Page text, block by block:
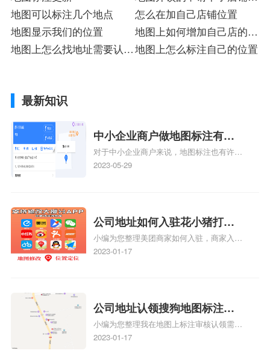
么办
地图可以标注几个地点
怎么在加自己店铺位置
地图显示我们的位置
地图上如何增加自己店的位
置
地图上怎么找地址需要认证地图上怎么标注自己的位置
最新知识
中小企业商户做地图标注有什
么好处
对于中小企业商户来说，地图标注也有许多
好处，包括：提高可见性和曝光率：通过在
位置，增加商户被发现的机会。方便客户导
航：地图标注可以帮助客户更容易地找到商
户的实际位置。特别是对于新客户或不熟悉
该地区的客户来说，地图标注可以提供明确
图标注服务中心面的存在。对于一些客户来
说，实体指路人地
2023-05-29
公司地址如何入驻花小猪打车
地图标记？指路人地图标注服
务中心铺如何入驻花小猪打车
小编为您整理美团商家如何入驻，商家入驻
教程、商家如何入驻地图、如何入驻地:、
2023-01-17
公司地址认领搜狗地图标注多
久审核？公司地址认领地图标
注多久审核？
小编为您整理我在地图上标注审核认领需要
多久、我在地图上标注审核认领需要多久
2023-01-17